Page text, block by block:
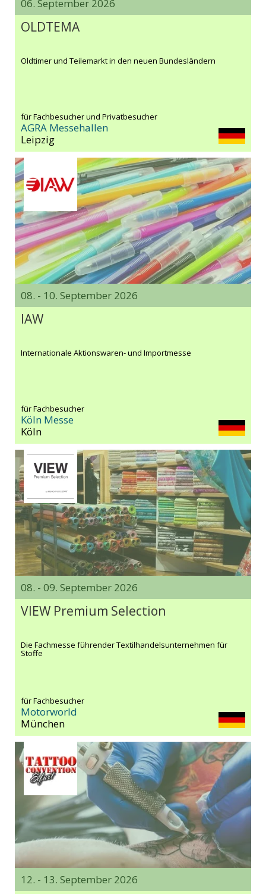
06. September 2026
OLDTEMA
Oldtimer und Teilemarkt in den neuen Bundesländern
für Fachbesucher und Privatbesucher
AGRA Messehallen
Leipzig
08. - 10. September 2026
IAW
Internationale Aktionswaren- und Importmesse
für Fachbesucher
Köln Messe
Köln
08. - 09. September 2026
VIEW Premium Selection
Die Fachmesse führender Textilhandelsunternehmen für
Stoffe
für Fachbesucher
Motorworld
München
12. - 13. September 2026